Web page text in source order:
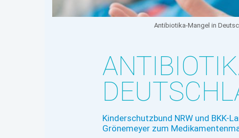
Antibiotika-Mangel in
Kinderschutzbund NRW und BKK-
Grönemeyer zum